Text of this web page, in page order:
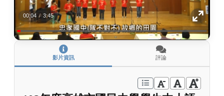
00:04 / 3:45
影片資訊 評論